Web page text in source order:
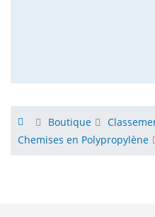
Boutique
Chemises en Polypropylène